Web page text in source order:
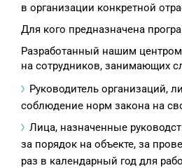
в организации конкретной
Для кого предназначена
Разработанный нашим центром
на сотрудников, занимающих
Руководитель организаций,
соблюдение норм закона на
Лица, назначенные
за порядок на объекте, за
раз в календарный год для